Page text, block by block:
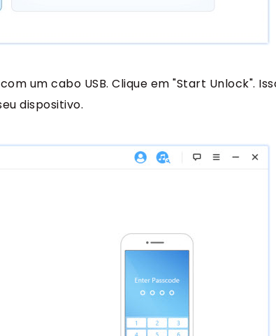
um cabo USB. Clique em "Start Unlock".
dispositivo.